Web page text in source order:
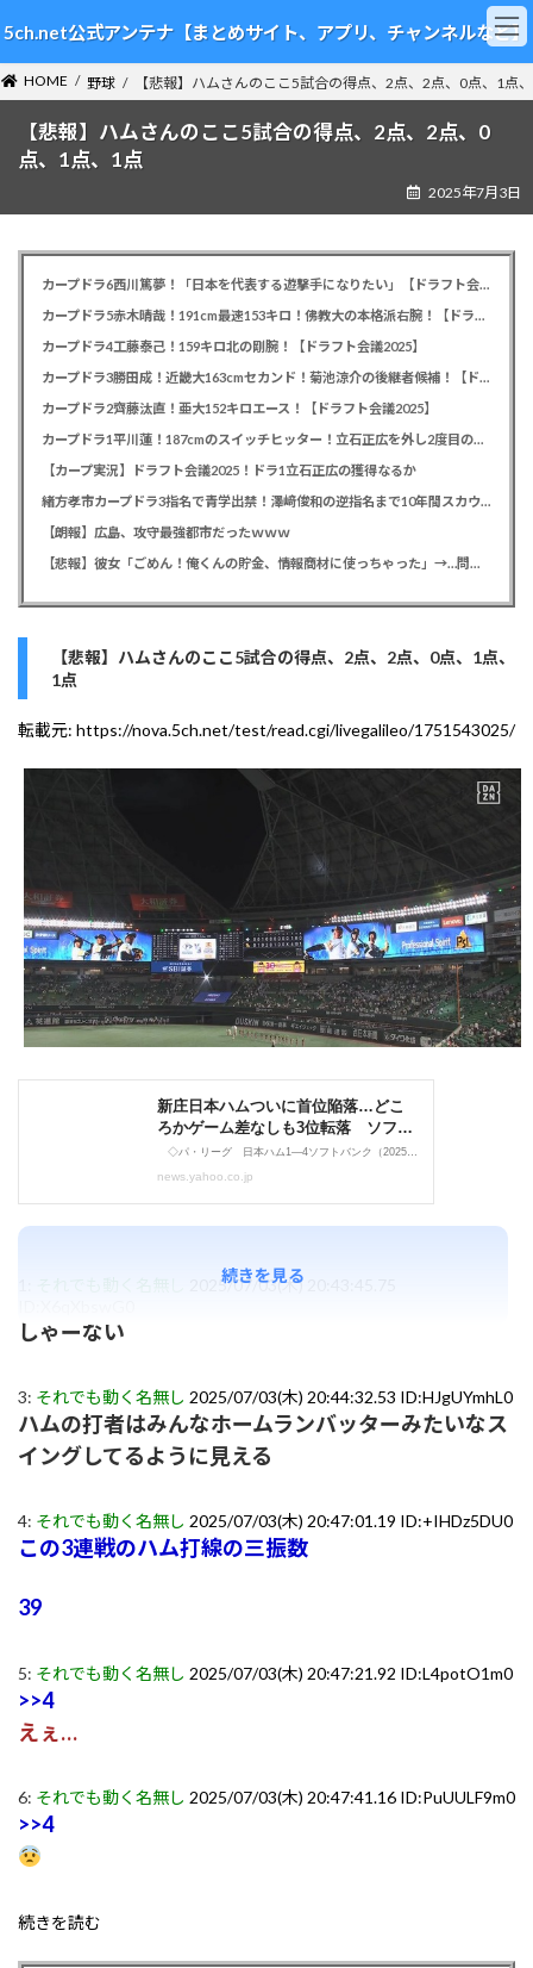
ン
テ
ン
ツ
ビ
ゲ
ー
シ
5ch.net公式アンテナ【まとめサイト、アプリ、チャンネルなど】
HOME 野球 【悲報】ハムさんのここ5試合の得点、2点、2点、0点、1点
【悲報】ハムさんのここ5試合の得点、2点、2点、0
点、1点、1点
2025年7月3日
カープドラ6西川篤夢！「日本を代表する遊撃手になりたい」【ドラフト会議2025】
カープドラ5赤木晴哉！191cm最速153キロ！佛教大の本格派右腕！【ドラフト会議2025】
カープドラ4工藤泰己！159キロ北の剛腕！【ドラフト会議2025】
カープドラ3勝田成！近畿大163cmセカンド！菊池涼介の後継者候補！【ドラフト会議2025】
カープドラ2齊藤汰直！亜大152キロエース！【ドラフト会議2025】
カープドラ1平川蓮！187cmのスイッチヒッター！立石正広を外し2度目の重複も新井監督がクジを引き当てる！【ドラフト会議2025】
【カープ実況】ドラフト会議2025！ドラ1立石正広の獲得なるか
緒方孝市カープドラ3指名で青学出禁！澤﨑俊和の逆指名まで10年間スカウト出禁
【朗報】広島、攻守最強都市だったｗｗｗ
【悲報】彼女「ごめん！俺くんの貯金、情報商材に使っちゃった」→…問い詰めたらギャン泣きされたんだが俺が悪いのか？
【悲報】ハムさんのここ5試合の得点、2点、2点、0点、1点、
1点
転載元: https://nova.5ch.net/test/read.cgi/livegalileo/1751543025/
2025/07/03(木) 20:43:45.75
しゃーない
3: それでも動く名無し 2025/07/03(木) 20:44:32.53 ID:HJgUYmhL0
ハムの打者はみんなホームランバッターみたいなス
イングしてるように見える
4: それでも動く名無し 2025/07/03(木) 20:47:01.19 ID:+IHDz5DU0
この3連戦のハム打線の三振数
39
5: それでも動く名無し 2025/07/03(木) 20:47:21.92 ID:L4potO1m0
>>4
えぇ…
6: それでも動く名無し 2025/07/03(木) 20:47:41.16 ID:PuUULF9m0
>>4
続きを読む
続きを見る